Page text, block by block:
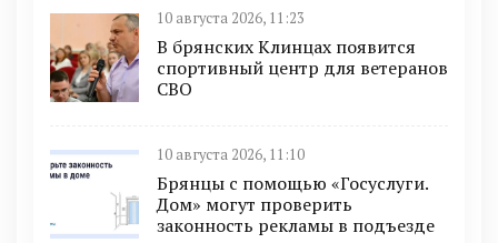
10 августа 2026, 11:23
В брянских Клинцах появится
спортивный центр для ветеранов
СВО
10 августа 2026, 11:10
Брянцы с помощью «Госуслуги.
Дом» могут проверить
законность рекламы в подъезде